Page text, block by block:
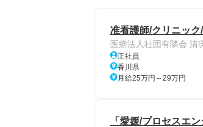
准看護師/クリニッ
医療法人社団有隣会 溝
正社員
香川県
月給25万円～29万円
「愛媛/プロセスエ